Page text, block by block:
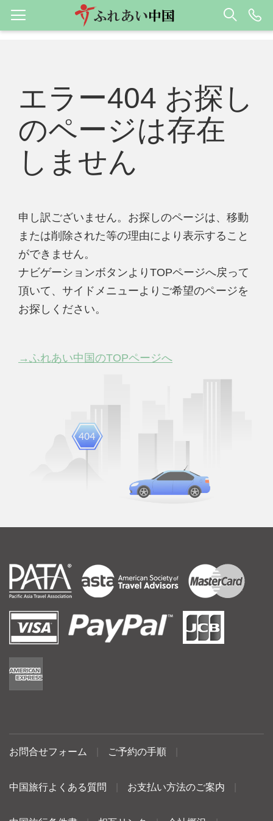
エラー404 お探し
のページは存在
しません
申し訳ございません。お探しのページは、移動
または削除された等の理由により表示すること
ができません。
ナビゲーションボタンよりTOPページへ戻って
頂いて、サイドメニューよりご希望のページを
お探しください。
→ふれあい中国のTOPページへ
お問合せフォーム ご予約の手順
中国旅行よくある質問 お支払い方法のご案内